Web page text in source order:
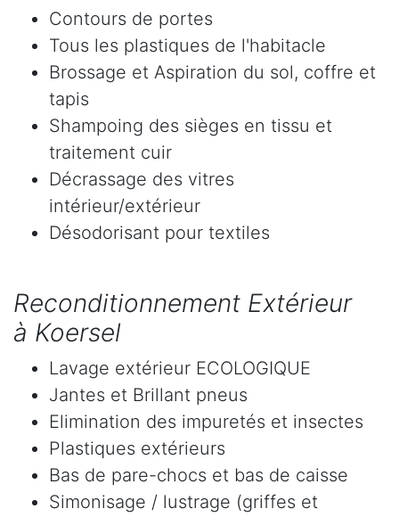
Contours de portes
Tous les plastiques de l'habitacle
Brossage et Aspiration du sol, coffre et
tapis
Shampoing des sièges en tissu et
traitement cuir
Décrassage des vitres
intérieur/extérieur
Désodorisant pour textiles
Reconditionnement Extérieur
à Koersel
Lavage extérieur ECOLOGIQUE
Jantes et Brillant pneus
Elimination des impuretés et insectes
Plastiques extérieurs
Bas de pare-chocs et bas de caisse
Simonisage / lustrage (griffes et